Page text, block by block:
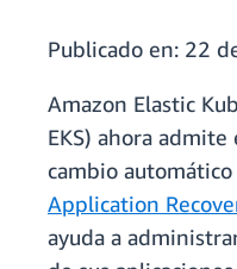
Publicado en: 22
Amazon Elastic
EKS) ahora
cambio
Application
ayuda a